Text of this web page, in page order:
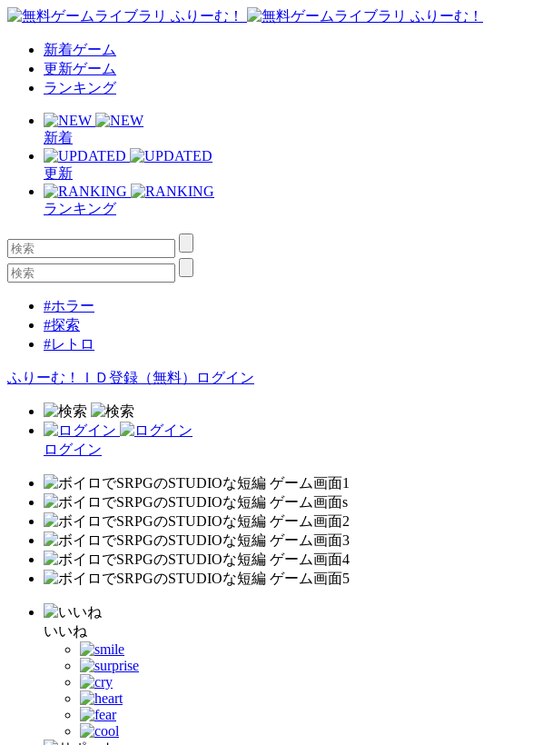
新着ゲーム
更新ゲーム
ランキング
新着
更新
ランキング
#ホラー
#探索
#レトロ
ふりーむ！ＩＤ登録（無料） ログイン
ログイン
いいね